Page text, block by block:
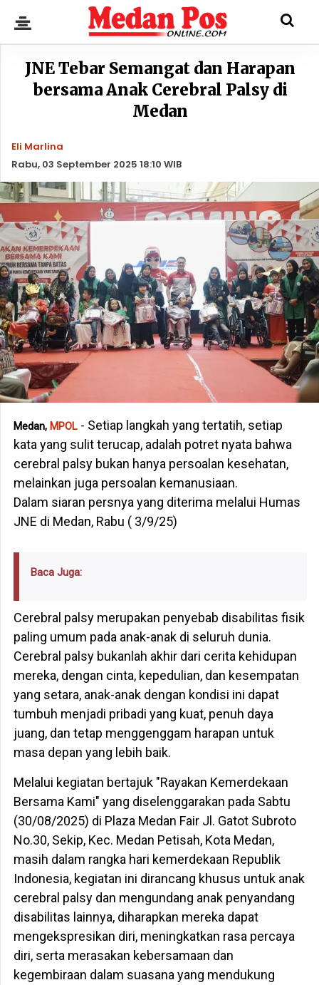
JNE Tebar Semangat dan Harapan
bersama Anak Cerebral Palsy di
Medan
Eli Marlina
Rabu, 03 September 2025 18:10 WIB
Medan, MPOL- Setiap langkah yang tertatih, setiap
kata yang sulit terucap, adalah potret nyata bahwa
cerebral palsy bukan hanya persoalan kesehatan,
melainkan juga persoalan kemanusiaan.
Dalam siaran persnya yang diterima melalui Humas
JNE di Medan, Rabu ( 3/9/25)
Baca Juga:
Cerebral palsy merupakan penyebab disabilitas fisik
paling umum pada anak-anak di seluruh dunia.
Cerebral palsy bukanlah akhir dari cerita kehidupan
mereka, dengan cinta, kepedulian, dan kesempatan
yang setara, anak-anak dengan kondisi ini dapat
tumbuh menjadi pribadi yang kuat, penuh daya
juang, dan tetap menggenggam harapan untuk
masa depan yang lebih baik.
Melalui kegiatan bertajuk "Rayakan Kemerdekaan
Bersama Kami" yang diselenggarakan pada Sabtu
(30/08/2025) di Plaza Medan Fair Jl. Gatot Subroto
No.30, Sekip, Kec. Medan Petisah, Kota Medan,
masih dalam rangka hari kemerdekaan Republik
Indonesia, kegiatan ini dirancang khusus untuk anak
cerebral palsy dan mengundang anak penyandang
disabilitas lainnya, diharapkan mereka dapat
mengekspresikan diri, meningkatkan rasa percaya
diri, serta merasakan kebersamaan dan
kegembiraan dalam suasana yang mendukung